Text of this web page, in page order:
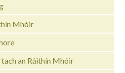
Mhóir
an Ráithín Mhóir